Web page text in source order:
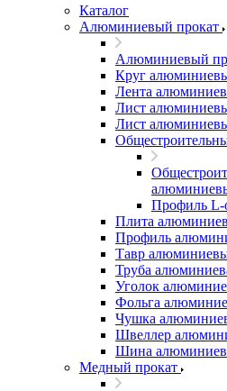
Каталог
Алюминиевый прокат
Алюминиевый
Круг
Лента
Лист
Лист
Профиль L-
Плита
Профиль
Тавр
Труба
Уголок
Фольга
Чушка
Швеллер
Шина
Медный прокат